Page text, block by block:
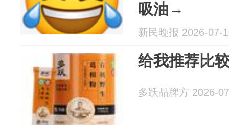
吸油→
新民晚报 2026-07-
给我推荐比
多跃品牌方 2026-